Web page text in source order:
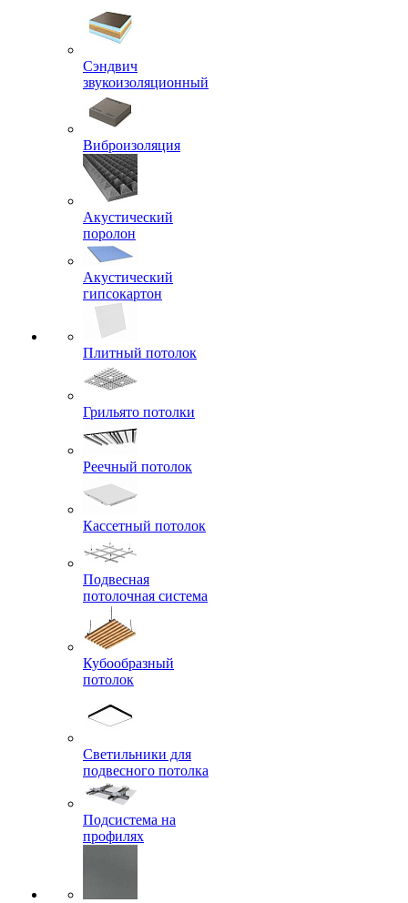
Сэндвич
звукоизоляционный
Виброизоляция
Акустический
поролон
Акустический
гипсокартон
Плитный потолок
Грильято потолки
Реечный потолок
Кассетный потолок
Подвесная
потолочная система
Кубообразный
потолок
Светильники для
подвесного потолка
Подсистема на
профилях